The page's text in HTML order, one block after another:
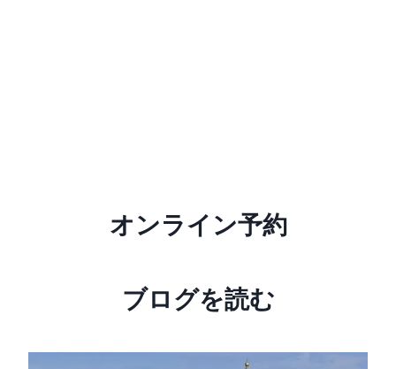
オンライン予約
ブログを読む